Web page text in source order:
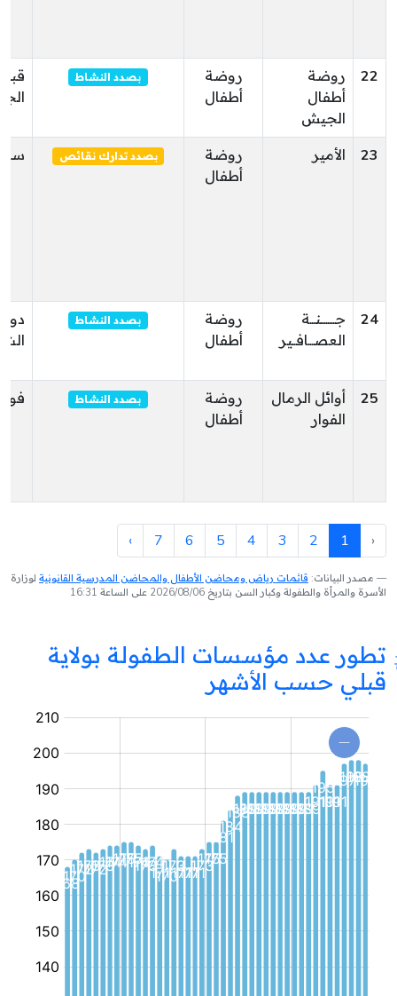
22
روضة
أطفال
الجيش
روضة
أطفال
بصدد النشاط
23 الأمير
روضة
أطفال
بصدد تدارك نقائص
24
جــــــــنـــة
العصـــافــير
روضة
أطفال
بصدد النشاط
دوز
25
أوائل الرمال
الفوار
روضة
أطفال
بصدد النشاط
‹
1
2
3
4
5
6
7
›
مصدر البيانات: قائمات رياض ومحاضن الأطفال والمحاضن المدرسية القانونية لوزارة
الأسرة والمرأة والطفولة وكبار السن بتاريخ 2026/08/06 على الساعة 16:31
تطور عدد مؤسسات الطفولة بولاية
قبلي حسب الأشهر
مؤسسة